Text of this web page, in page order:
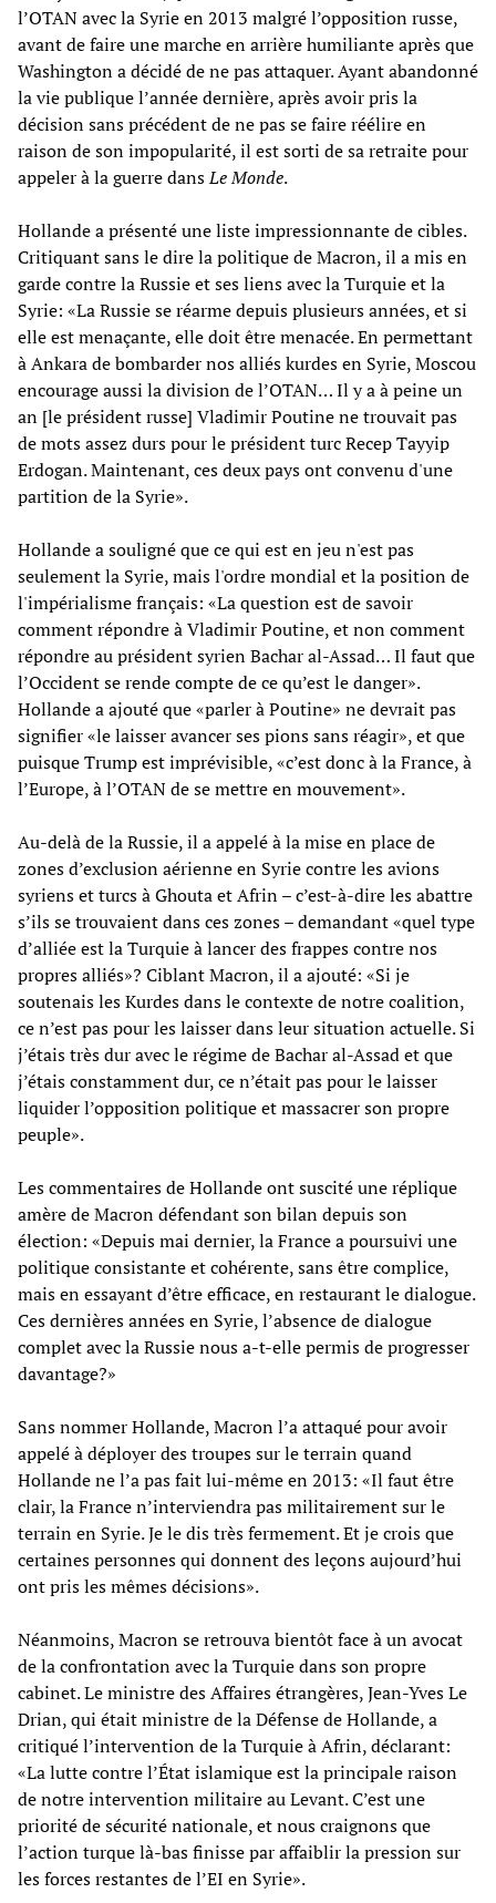
l’OTAN avec la Syrie en 2013 malgré l’opposition russe,
avant de faire une marche en arrière humiliante après que
Washington a décidé de ne pas attaquer. Ayant abandonné
la vie publique l’année dernière, après avoir pris la
décision sans précédent de ne pas se faire réélire en
raison de son impopularité, il est sorti de sa retraite pour
appeler à la guerre dansLe Monde.
Hollande a présenté une liste impressionnante de cibles.
Critiquant sans le dire la politique de Macron, il a mis en
garde contre la Russie et ses liens avec la Turquie et la
Syrie: «La Russie se réarme depuis plusieurs années, et si
elle est menaçante, elle doit être menacée. En permettant
à Ankara de bombarder nos alliés kurdes en Syrie, Moscou
encourage aussi la division de l’OTAN… Il y a à peine un
an [le président russe] Vladimir Poutine ne trouvait pas
de mots assez durs pour le président turc Recep Tayyip
Erdogan. Maintenant, ces deux pays ont convenu d'une
partition de la Syrie».
Hollande a souligné que ce qui est en jeu n'est pas
seulement la Syrie, mais l'ordre mondial et la position de
l'impérialisme français: «La question est de savoir
comment répondre à Vladimir Poutine, et non comment
répondre au président syrien Bachar al-Assad… Il faut que
l’Occident se rende compte de ce qu’est le danger».
Hollande a ajouté que «parler à Poutine» ne devrait pas
signifier «le laisser avancer ses pions sans réagir», et que
puisque Trump est imprévisible, «c’est donc à la France, à
l’Europe, à l’OTAN de se mettre en mouvement».
Au-delà de la Russie, il a appelé à la mise en place de
zones d’exclusion aérienne en Syrie contre les avions
syriens et turcs à Ghouta et Afrin – c’est-à-dire les abattre
s’ils se trouvaient dans ces zones – demandant «quel type
d’alliée est la Turquie à lancer des frappes contre nos
propres alliés»? Ciblant Macron, il a ajouté: «Si je
soutenais les Kurdes dans le contexte de notre coalition,
ce n’est pas pour les laisser dans leur situation actuelle. Si
j’étais très dur avec le régime de Bachar al-Assad et que
j’étais constamment dur, ce n’était pas pour le laisser
liquider l’opposition politique et massacrer son propre
peuple».
Les commentaires de Hollande ont suscité une réplique
amère de Macron défendant son bilan depuis son
élection: «Depuis mai dernier, la France a poursuivi une
politique consistante et cohérente, sans être complice,
mais en essayant d’être efficace, en restaurant le dialogue.
Ces dernières années en Syrie, l’absence de dialogue
complet avec la Russie nous a-t-elle permis de progresser
davantage?»
Sans nommer Hollande, Macron l’a attaqué pour avoir
appelé à déployer des troupes sur le terrain quand
Hollande ne l’a pas fait lui-même en 2013: «Il faut être
clair, la France n’interviendra pas militairement sur le
terrain en Syrie. Je le dis très fermement. Et je crois que
certaines personnes qui donnent des leçons aujourd’hui
ont pris les mêmes décisions».
Néanmoins, Macron se retrouva bientôt face à un avocat
de la confrontation avec la Turquie dans son propre
cabinet. Le ministre des Affaires étrangères, Jean-Yves Le
Drian, qui était ministre de la Défense de Hollande, a
critiqué l’intervention de la Turquie à Afrin, déclarant:
«La lutte contre l’État islamique est la principale raison
de notre intervention militaire au Levant. C’est une
priorité de sécurité nationale, et nous craignons que
l’action turque là-bas finisse par affaiblir la pression sur
les forces restantes de l’EI en Syrie».